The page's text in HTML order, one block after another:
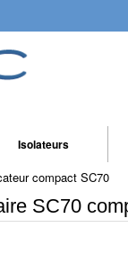
Isolateurs
compact SC70
SC70